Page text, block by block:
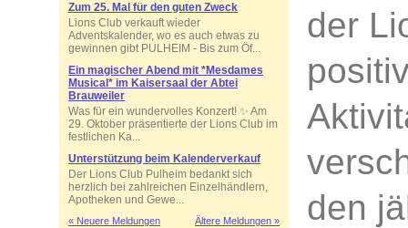
Zum 25. Mal für den guten Zweck
Lions Club verkauft wieder
Adventskalender, wo es auch etwas zu
gewinnen gibt PULHEIM - Bis zum Öf...
Ein magischer Abend mit *Mesdames
Musical* im Kaisersaal der Abtei
Brauweiler
Was für ein wundervolles Konzert! ✨ Am
29. Oktober präsentierte der Lions Club im
festlichen Ka...
Unterstützung beim Kalenderverkauf
Der Lions Club Pulheim bedankt sich
herzlich bei zahlreichen Einzelhändlern,
Apotheken und Gewe...
« Neuere Meldungen Ältere Meldungen »
der
den